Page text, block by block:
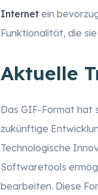
Internetein
Funktionalität, die
Aktuelle
Das GIF-Format hat
zukünftige
Technologische
Softwaretools
bearbeiten. Diese